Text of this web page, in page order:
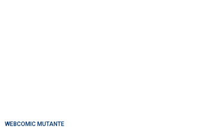
WEBCOMIC MUTANTE